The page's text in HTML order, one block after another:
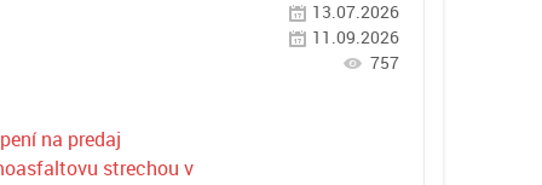
na predaj
strechou v
13.07.2026
11.09.2026
757